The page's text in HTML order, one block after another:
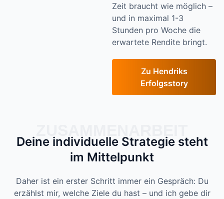
Zeit braucht wie möglich –
und in maximal 1-3
Stunden pro Woche die
erwartete Rendite bringt.
Zu Hendriks
Erfolgsstory
Deine individuelle Strategie steht
im Mittelpunkt
Daher ist ein erster Schritt immer ein Gespräch: Du
erzählst mir, welche Ziele du hast – und ich gebe dir